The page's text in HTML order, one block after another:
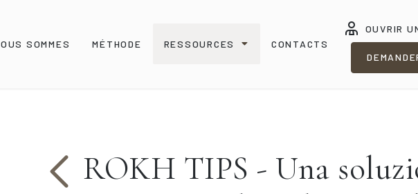
SOMMES MÉTHODE RESSOURCES CONTACTS
OUVRIR
ROKH TIPS - Una